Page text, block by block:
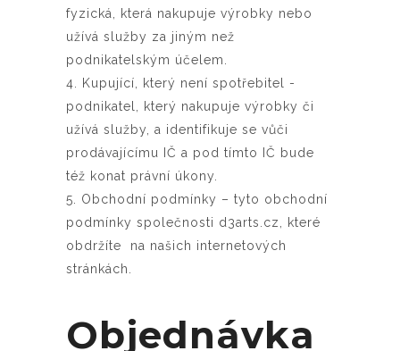
fyzická, která nakupuje výrobky nebo
užívá služby za jiným než
podnikatelským účelem.
4. Kupující, který není spotřebitel -
podnikatel, který nakupuje výrobky či
užívá služby, a identifikuje se vůči
prodávajícímu IČ a pod tímto IČ bude
též konat právní úkony.
5. Obchodní podmínky – tyto obchodní
podmínky společnosti d3arts.cz, které
obdržíte na našich internetových
stránkách.
Objednávka